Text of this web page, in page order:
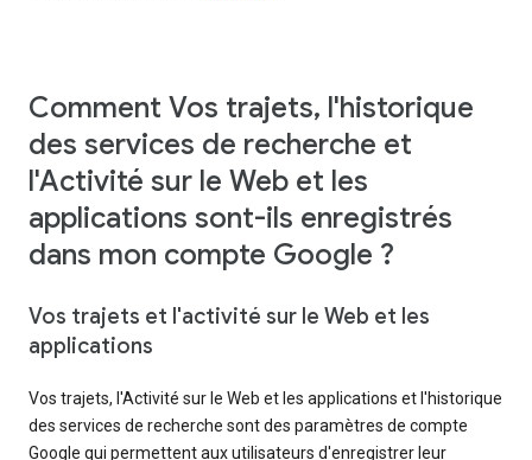
Comment Vos trajets, l'historique
des services de recherche et
l'Activité sur le Web et les
applications sont-ils enregistrés
dans mon compte Google ?
Vos trajets et l'activité sur le Web et les
applications
Vos trajets, l'Activité sur le Web et les applications et l'historique
des services de recherche sont des paramètres de compte
Google qui permettent aux utilisateurs d'enregistrer leur